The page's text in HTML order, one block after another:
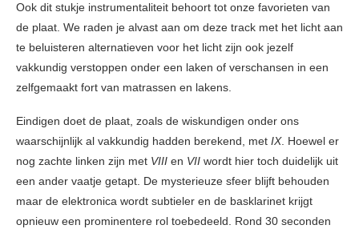
Ook dit stukje instrumentaliteit behoort tot onze favorieten van
de plaat. We raden je alvast aan om deze track met het licht aan
te beluisteren alternatieven voor het licht zijn ook jezelf
vakkundig verstoppen onder een laken of verschansen in een
zelfgemaakt fort van matrassen en lakens.
Eindigen doet de plaat, zoals de wiskundigen onder ons
waarschijnlijk al vakkundig hadden berekend, met IX. Hoewel er
nog zachte linken zijn met VIII en VII wordt hier toch duidelijk uit
een ander vaatje getapt. De mysterieuze sfeer blijft behouden
maar de elektronica wordt subtieler en de basklarinet krijgt
opnieuw een prominentere rol toebedeeld. Rond 30 seconden